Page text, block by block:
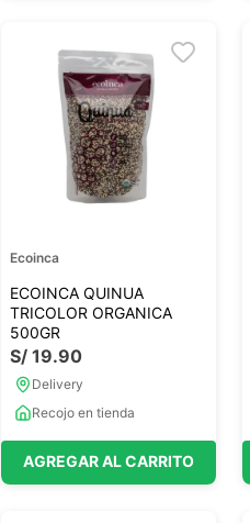
Ecoinca
ECOINCA QUINUA
TRICOLOR ORGANICA
500GR
S/ 19.90
Delivery
Recojo en tienda
AGREGAR AL CARRITO